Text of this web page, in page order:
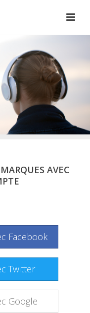
AVEC
Facebook
Twitter
Google